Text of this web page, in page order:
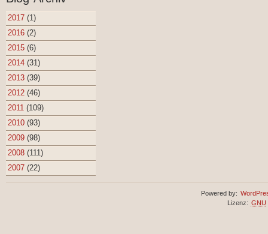
2017 (1)
2016 (2)
2015 (6)
2014 (31)
2013 (39)
2012 (46)
2011 (109)
2010 (93)
2009 (98)
2008 (111)
2007 (22)
Powered by:
Lizenz: GNU